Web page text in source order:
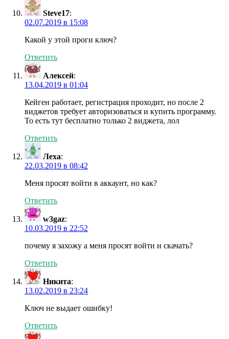
Steve17:
02.07.2019 в 15:08
Какой у этой проги ключ?
Ответить
Алексей:
13.04.2019 в 01:04
Кейген работает, регистрация проходит, но после 2
виджетов требует авторизоваться и купить программу.
То есть тут бесплатно только 2 виджета, лол
Ответить
Леха:
22.03.2019 в 08:42
Меня просят войти в аккаунт, но как?
Ответить
w3gaz:
10.03.2019 в 22:52
почему я захожу а меня просят войти и скачать?
Ответить
Никита:
13.02.2019 в 23:24
Ключ не выдает ошибку!
Ответить